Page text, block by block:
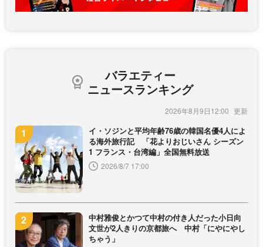
バラエティー
ニュースランキング
2026年8月9日12:00
イ・ソジンと平均年齢76歳の韓国名優4人によ
る海外旅行記 「花よりおじいさん シーズン
1 フランス・台湾編」全国無料放送
2026/8/7 17:00
中村雅俊とかつて中村の付き人だった小日向
文世が2人きりの京都旅へ 中村「にやにやし
ちゃう」